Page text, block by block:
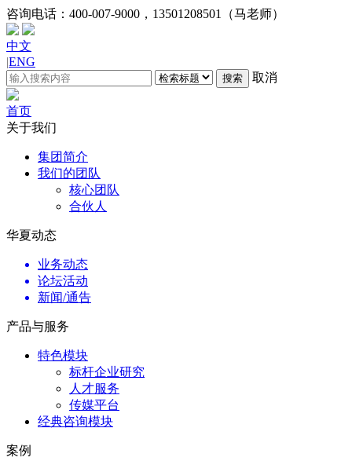
咨询电话： 400-007-9000，13501208501（马老师）
中文
|ENG
搜索 取消
首页
关于我们
集团简介
我们的团队
核心团队
合伙人
华夏动态
业务动态
论坛活动
新闻/通告
产品与服务
特色模块
标杆企业研究
人才服务
传媒平台
经典咨询模块
案例